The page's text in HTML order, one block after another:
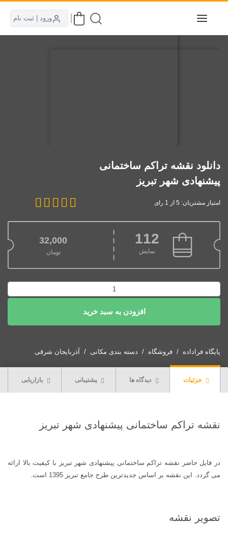
ورود | ثبت نام
دانلود نقشه تراکم ساختمانی
پیشنهادی شهر تبریز
امتیاز مشتریان: 5 از 1 رای
112
نمایش
32,000
تومان
نقشه
ساختمانی
شهر
افزودن به سبد خرید
پایگاه فراداده فروشگاه دسته بندی مکانی آذربایجان شرقی
جزئیات دیدگاه ها پشتیبانی بازاریابی
نقشه تراکم ساختمانی پیشنهادی شهر تبریز
در فایل حاضر نقشه تراکم ساختمانی پیشنهادی شهر تبریز با کیفیت بالا ارائه
می گردد. این نقشه بر اساس جدیدترین طرح جامع تبریز 1395 است.
تصویر نقشه